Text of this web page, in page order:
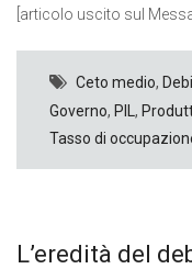
[articolo uscito sul
Ceto medio,
Governo, PIL ,
Tasso di
L’eredità del